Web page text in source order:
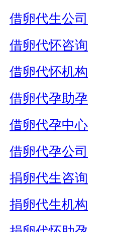
借卵代生公司
借卵代怀咨询
借卵代怀机构
借卵代孕助孕
借卵代孕中心
借卵代孕公司
捐卵代生咨询
捐卵代生机构